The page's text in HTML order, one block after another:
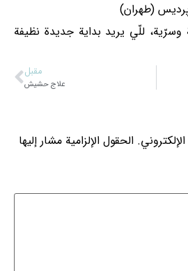
پرديس (طهران)
وسرّية، للّي يريد بداية جديدة نظيفة
مقبل
علاج حشیش
الحقول الإلزامية مشار إليها